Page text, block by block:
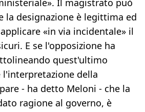
Il magistrato può
la designazione è legittima ed
«in via incidentale» il
E se l'opposizione ha
quest'ultimo
della
- ha detto Meloni - che la
ragione al governo, è